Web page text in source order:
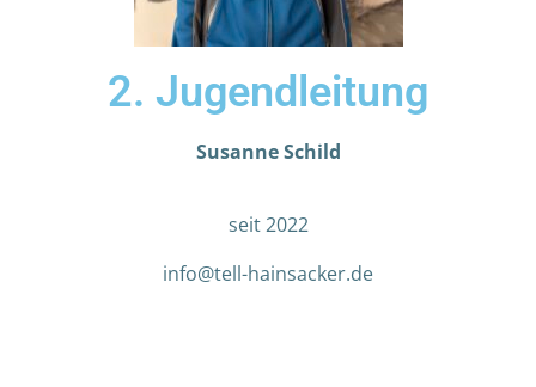
2. Jugendleitung
Susanne Schild
seit 2022
info@tell-hainsacker.de